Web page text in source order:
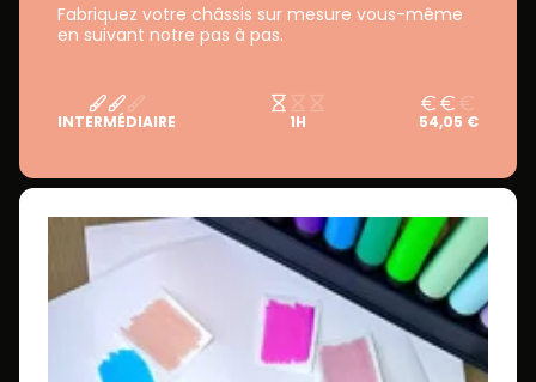
Fabriquez votre châssis sur mesure vous-même
en suivant notre pas à pas.
INTERMÉDIAIRE 1H 54,05 €